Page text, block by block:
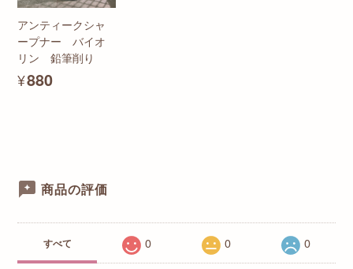
アンティークシャ
ープナー バイオ
リン 鉛筆削り
¥880
商品の評価
すべて 0 0 0